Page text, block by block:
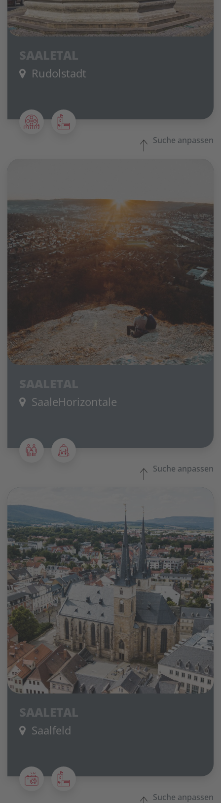
SAALETAL
Rudolstadt
Suche anpassen
SaaleHorizontale
Suche anpassen
SAALETAL
Saalfeld
Suche anpassen